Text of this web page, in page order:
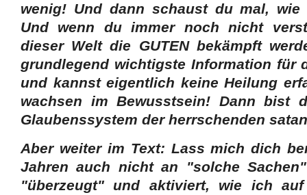
wenig! Und dann schaust du mal, wie
Und wenn du immer noch nicht
dieser Welt die GUTEN bekämpft
grundlegend wichtigste Information für
und kannst eigentlich keine Heilung
wachsen im Bewusstsein! Dann bist
Glaubenssystem der herrschenden
Aber weiter im Text: Lass mich dich
Jahren auch nicht an "solche
"überzeugt" und aktiviert, wie ich